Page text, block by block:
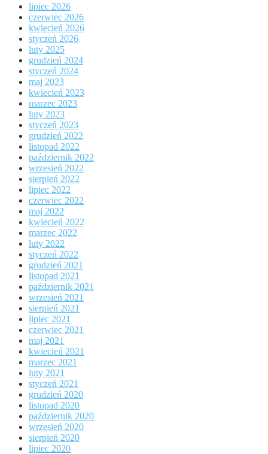
lipiec 2026
czerwiec 2026
kwiecień 2026
styczeń 2026
luty 2025
grudzień 2024
styczeń 2024
maj 2023
kwiecień 2023
marzec 2023
luty 2023
styczeń 2023
grudzień 2022
listopad 2022
październik 2022
wrzesień 2022
sierpień 2022
lipiec 2022
czerwiec 2022
maj 2022
kwiecień 2022
marzec 2022
luty 2022
styczeń 2022
grudzień 2021
listopad 2021
październik 2021
wrzesień 2021
sierpień 2021
lipiec 2021
czerwiec 2021
maj 2021
kwiecień 2021
marzec 2021
luty 2021
styczeń 2021
grudzień 2020
listopad 2020
październik 2020
wrzesień 2020
sierpień 2020
lipiec 2020